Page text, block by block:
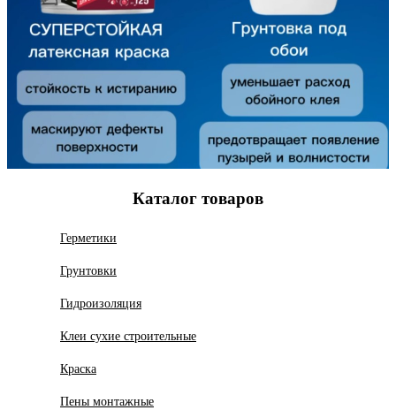
Каталог товаров
Герметики
Грунтовки
Гидроизоляция
Клеи сухие строительные
Краска
Пены монтажные